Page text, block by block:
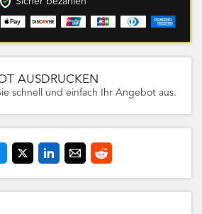
AUSDRUCKEN
schnell und einfach Ihr Angebot aus.